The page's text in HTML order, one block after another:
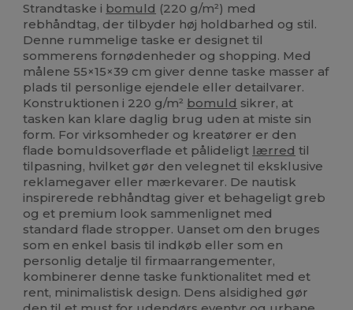
Strandtaske i bomuld (220 g/m²) med
rebhåndtag, der tilbyder høj holdbarhed og stil.
Denne rummelige taske er designet til
sommerens fornødenheder og shopping. Med
målene 55×15×39 cm giver denne taske masser af
plads til personlige ejendele eller detailvarer.
Konstruktionen i 220 g/m² bomuld sikrer, at
tasken kan klare daglig brug uden at miste sin
form. For virksomheder og kreatører er den
flade bomuldsoverflade et pålideligt lærred til
tilpasning, hvilket gør den velegnet til eksklusive
reklamegaver eller mærkevarer. De nautisk
inspirerede rebhåndtag giver et behageligt greb
og et premium look sammenlignet med
standard flade stropper. Uanset om den bruges
som en enkel basis til indkøb eller som en
personlig detalje til firmaarrangementer,
kombinerer denne taske funktionalitet med et
rent, minimalistisk design. Dens alsidighed gør